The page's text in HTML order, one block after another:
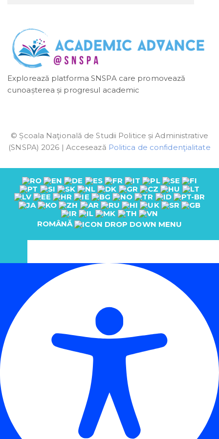
Explorează platforma SNSPA care promovează
cunoașterea și progresul academic
© Școala Naţională de Studii Politice și Administrative
(SNSPA) 2026 | Accesează Politica de confidenţialitate
ROMÂNĂ